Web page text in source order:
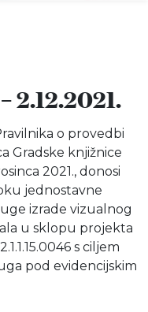
Info
Događaji
Recenzije
Projekti
Katalog
2.12.2021.
o provedbi
Gradske knjižnice
2021., donosi
jednostavne
izrade vizualnog
u sklopu projekta
s ciljem
pod evidencijskim